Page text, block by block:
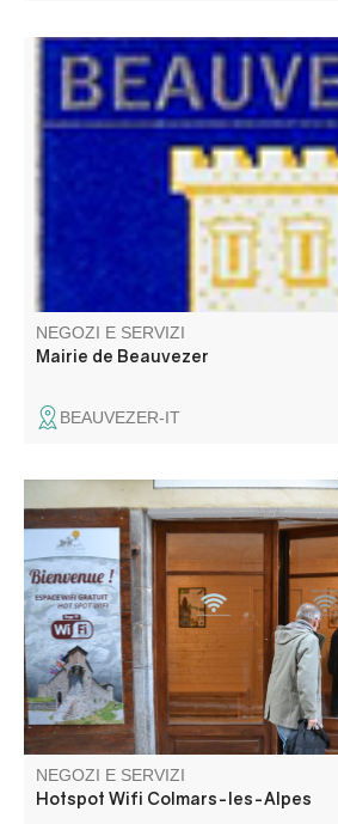
tutte le formalità amministrative
villaggio per i vostri eventi
NEGOZI E SERVIZI
Mairie de Beauvezer
BEAUVEZER-IT
La connessione Wi-Fi è disponibile
20 per un tempo di connessione di 2
notare che le porte si aprono e si
automaticamente agli orari indicati,
vostri effetti personali all'interno.
NEGOZI E SERVIZI
Hotspot Wifi Colmars-les-Alpes